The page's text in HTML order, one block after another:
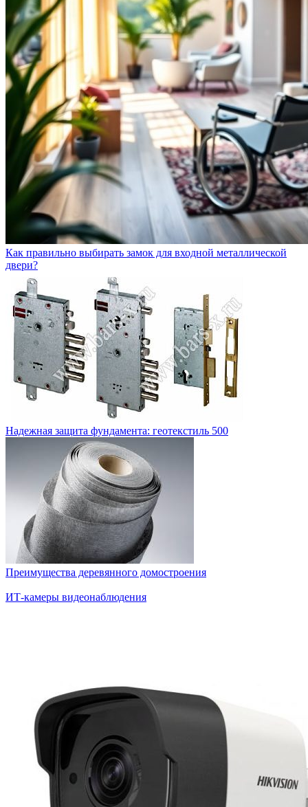
Как правильно выбирать замок для входной металлической
двери?
Надежная защита фундамента: геотекстиль 500
Преимущества деревянного домостроения
ИТ-камеры видеонаблюдения